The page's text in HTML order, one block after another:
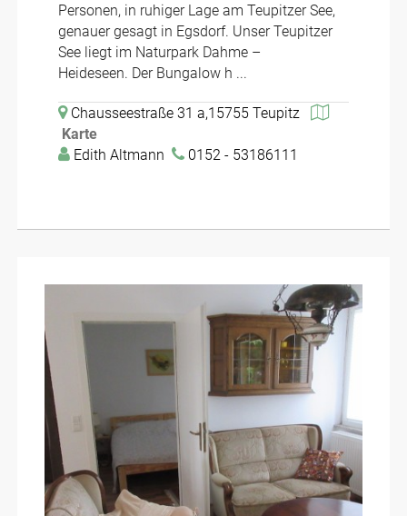
Personen, in ruhiger Lage am Teupitzer See,
genauer gesagt in Egsdorf. Unser Teupitzer
See liegt im Naturpark Dahme –
Heideseen. Der Bungalow h ...
Chausseestraße 31 a,15755 Teupitz
Karte
Edith Altmann
0152 - 53186111